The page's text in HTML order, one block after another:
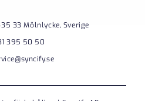
33 Mölnlycke, Sverige
395 50 50